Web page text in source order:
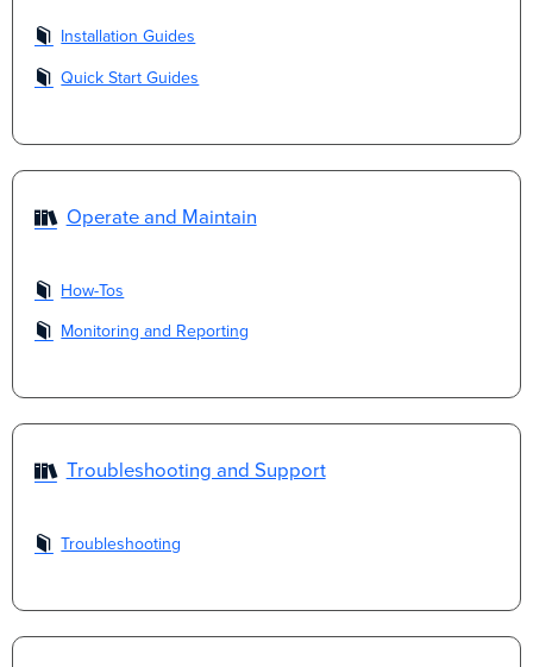
Installation Guides
Quick Start Guides
Operate and Maintain
How-Tos
Monitoring and Reporting
Troubleshooting and Support
Troubleshooting